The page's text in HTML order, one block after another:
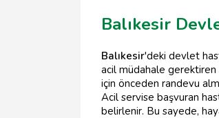
Balıkesir
Balıkesir'deki devlet
acil müdahale gerektiren
için önceden randevu
Acil servise başvuran
belirlenir. Bu sayede,